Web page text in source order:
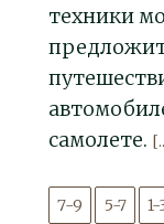
техники
самолете.
7-9 5-7 1-